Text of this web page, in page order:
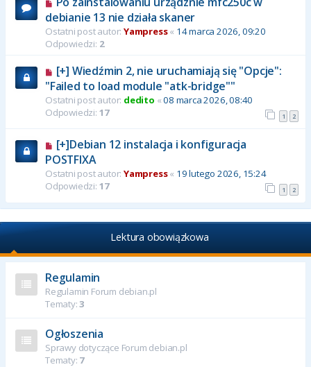
debianie 13 nie działa skaner
Ostatni post autor: Yampress« 14 marca 2026, 09:20
Odpowiedzi: 2
[+] Wiedźmin 2, nie uruchamiają się "Opcje":
"Failed to load module "atk-bridge""
Ostatni post autor: dedito «08 marca 2026, 08:40
Odpowiedzi: 17 1 2
[+]Debian 12 instalacja i konfiguracja
POSTFIXA
Ostatni post autor: Yampress« 19 lutego 2026, 15:24
Odpowiedzi: 17 1 2
Lektura obowiązkowa
Regulamin
Regulamin Forum debian.pl
Tematy:3
Ogłoszenia
Sprawy dotyczące Forum debian.pl
Tematy: 7